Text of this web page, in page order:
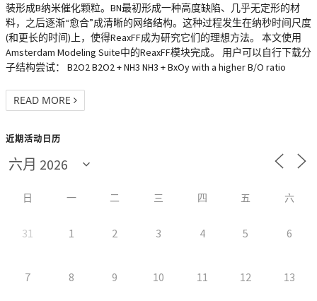
装形成B纳米催化颗粒。BN最初形成一种高度缺陷、几乎无定形的材
料，之后逐渐“愈合”成清晰的网络结构。这种过程发生在纳秒时间尺度
(和更长的时间)上，使得ReaxFF成为研究它们的理想方法。 本文使用
Amsterdam Modeling Suite中的ReaxFF模块完成。 用户可以自行下载分
子结构尝试： B2O2 B2O2 + NH3 NH3 + BxOy with a higher B/O ratio
READ MORE
近期活动日历
日 一 二 三 四 五 六
31 1 2 3 4 5 6
7 8 9 10 11 12 13